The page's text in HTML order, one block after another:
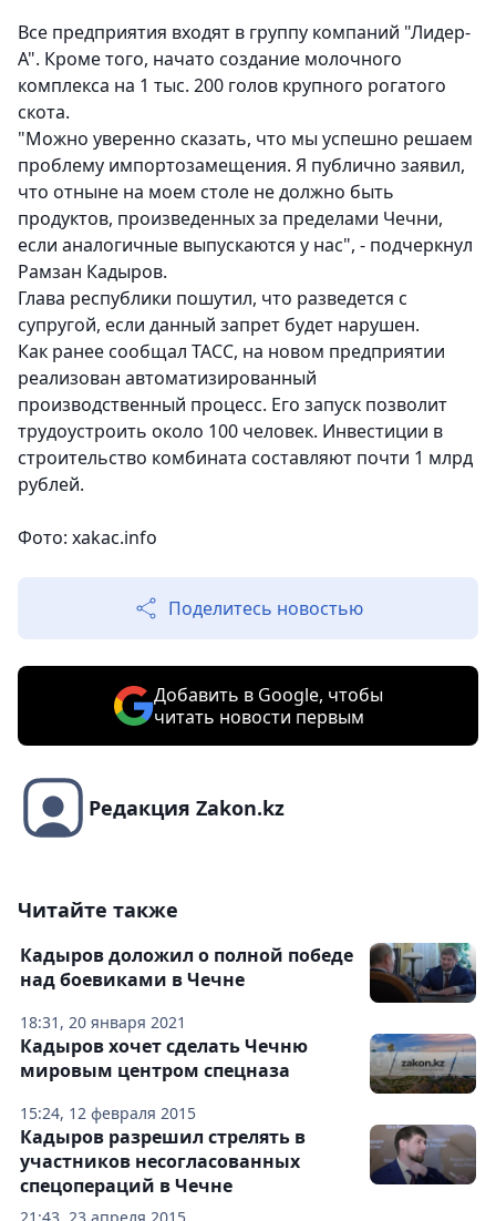
Все предприятия входят в группу компаний "Лидер-
А". Кроме того, начато создание молочного
комплекса на 1 тыс. 200 голов крупного рогатого
скота.
"Можно уверенно сказать, что мы успешно решаем
проблему импортозамещения. Я публично заявил,
что отныне на моем столе не должно быть
продуктов, произведенных за пределами Чечни,
если аналогичные выпускаются у нас", - подчеркнул
Рамзан Кадыров.
Глава республики пошутил, что разведется с
супругой, если данный запрет будет нарушен.
Как ранее сообщал ТАСС, на новом предприятии
реализован автоматизированный
производственный процесс. Его запуск позволит
трудоустроить около 100 человек. Инвестиции в
строительство комбината составляют почти 1 млрд
рублей.
Фото: xakac.info
Поделитесь новостью
Добавить в Google, чтобы
читать новости первым
Редакция Zakon.kz
Читайте также
18:31, 20 января 2021
Кадыров доложил о полной победе
над боевиками в Чечне
15:24, 12 февраля 2015
Кадыров хочет сделать Чечню
мировым центром спецназа
Кадыров разрешил стрелять в
участников несогласованных
спецопераций в Чечне